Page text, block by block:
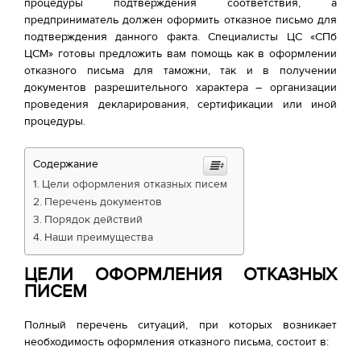
процедуры подтверждения соответствия, а
предприниматель должен оформить отказное письмо для
подтверждения данного факта. Специалисты ЦС «СПб
ЦСМ» готовы предложить вам помощь как в оформлении
отказного письма для таможни, так и в получении
документов разрешительного характера – организации
проведения декларирования, сертификации или иной
процедуры.
Содержание
Цели оформления отказных писем
Перечень документов
Порядок действий
Наши преимущества
ЦЕЛИ ОФОРМЛЕНИЯ ОТКАЗНЫХ
ПИСЕМ
Полный перечень ситуаций, при которых возникает
необходимость оформления отказного письма, состоит в: